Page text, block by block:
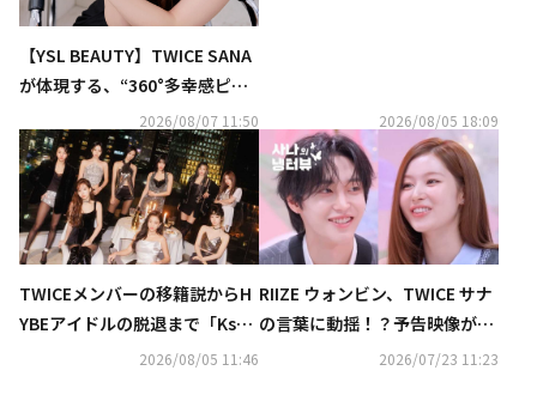
【YSL BEAUTY】TWICE SANA
が体現する、“360°多幸感ピン
ク”メイクアップ公開2026/08/07 11:50 2026/08/05 18:09
TWICEメンバーの移籍説からH
YBEアイドルの脱退まで「Kstyl
e 7月の記事ランキングTOP5」
2026/08/05 11:46
RIIZE ウォンビン、TWICE サナ
の言葉に動揺！？予告映像が早
2026/07/23 11:23